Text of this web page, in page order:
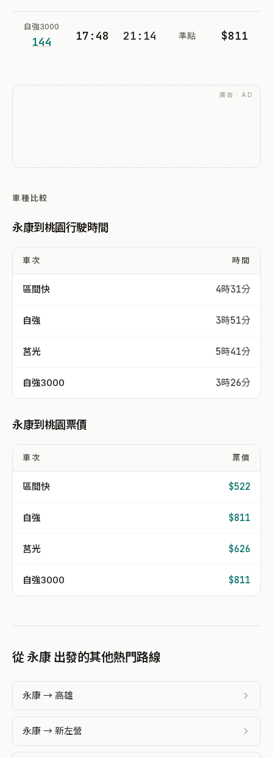
自強3000
144 17:48 21:14 準點 $811
廣告 · AD
車種比較
永康到桃園行駛時間
車次 時間
區間快 4時31分
自強 3時51分
莒光 5時41分
自強3000 3時26分
永康到桃園票價
車次 票價
區間快 $522
自強 $811
莒光 $626
自強3000 $811
從 永康 出發的其他熱門路線
永康 → 高雄
永康 → 新左營